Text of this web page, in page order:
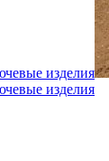
изделия
изделия